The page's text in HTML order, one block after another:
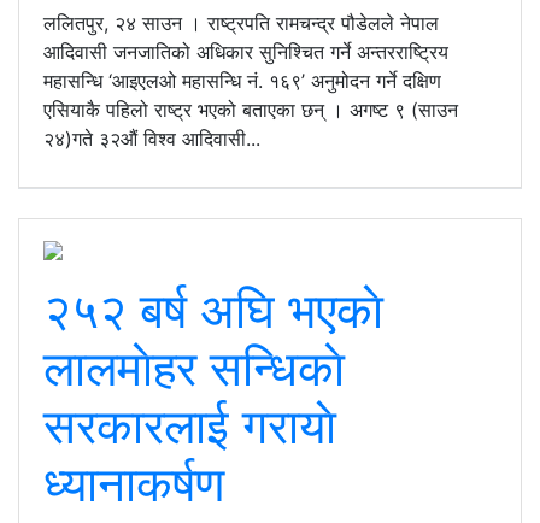
ललितपुर, २४ साउन । राष्ट्रपति रामचन्द्र पौडेलले नेपाल
आदिवासी जनजातिको अधिकार सुनिश्चित गर्ने अन्तरराष्ट्रिय
महासन्धि ‘आइएलओ महासन्धि नं. १६९’ अनुमोदन गर्ने दक्षिण
एसियाकै पहिलो राष्ट्र भएको बताएका छन् । अगष्ट ९ (साउन
२४)गते ३२औं विश्व आदिवासी...
२५२ बर्ष अघि भएकाे
लालमाेहर सन्धिकाे
सरकारलाई गरायाे
ध्यानाकर्षण